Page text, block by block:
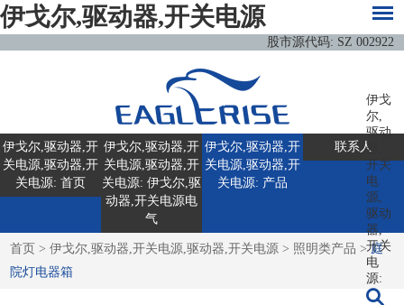
伊戈尔,驱动器,开关电源
股市源代码: SZ 002922
伊戈
尔,
驱动
器,
开关
电
源,
驱动
器,
开关
电
源:
伊戈尔,驱动器,开
关电源,驱动器,开
关电源: 首页
伊戈尔,驱动器,开
关电源,驱动器,开
关电源: 伊戈尔,驱
动器,开关电源电
气
伊戈尔,驱动器,开
关电源,驱动器,开
关电源: 产品
联系人
首页 >伊戈尔,驱动器,开关电源,驱动器,开关电源 > 照明类产品 >庭
院灯电器箱